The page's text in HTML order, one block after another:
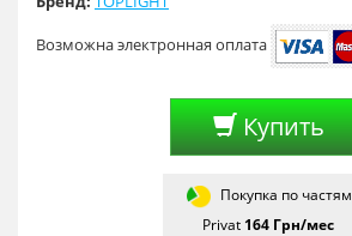
Возможна электронная оплата
Купить
Покупка по частям
Privat 164 Грн/мес